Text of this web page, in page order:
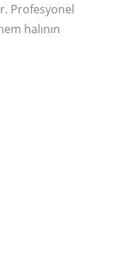
Profesyonel
halının